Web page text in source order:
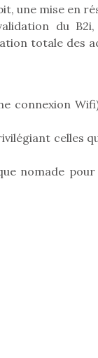
une mise en
du B2i,
totale des
connexion
celles
nomade pour